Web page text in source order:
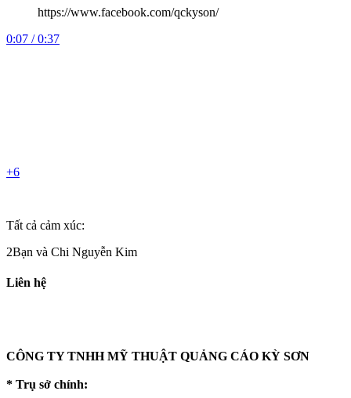
https://www.facebook.com/qckyson/
0:07 / 0:37
+6
Tất cả cảm xúc:
2Bạn và Chi Nguyễn Kim
Liên hệ
CÔNG TY TNHH MỸ THUẬT QUẢNG CÁO KỲ SƠN
* Trụ sở chính: